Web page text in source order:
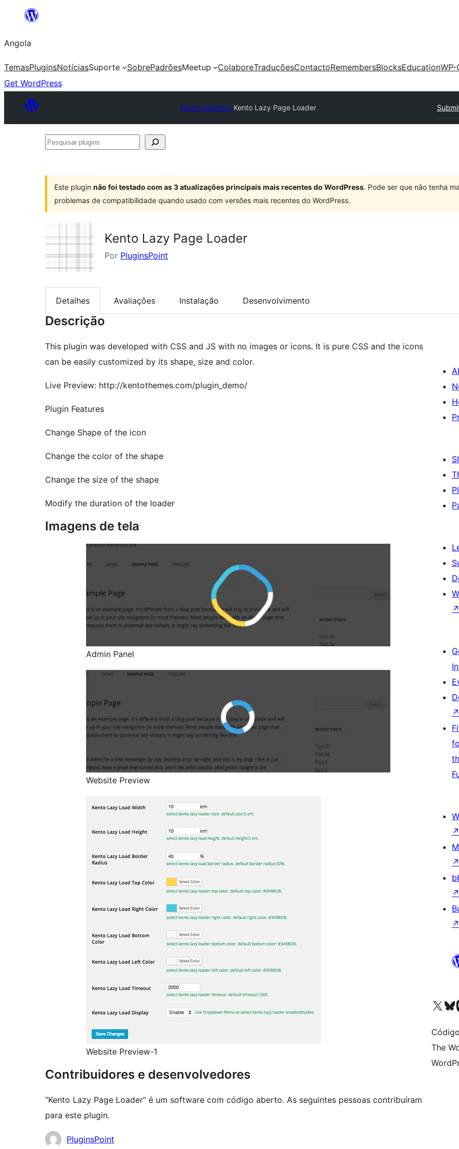
Saltar
o
conteúdo
Angola
TemasPluginsNotíciasSuporte SobrePadrõesMeetup ColaboreTraduçõesContactoRemembersBlocksEducationWP-
Get WordPress
Plugin DirectoryKento Lazy Page Loader
Pesquisar
Este plugin não foi testado com as 3 atualizações principais mais recentes do WordPress. Pode ser que não tenha
problemas de compatibilidade quando usado com versões mais recentes do WordPress.
Kento Lazy Page Loader
Por PluginsPoint
Detalhes Avaliações Instalação Desenvolvimento
Descrição
This plugin was developed with CSS and JS with no images or icons. It is pure CSS and the icons
can be easily customized by its shape, size and color.
Live Preview: http://kentothemes.com/plugin_demo/
Plugin Features
Change Shape of the icon
Change the color of the shape
Change the size of the shape
Modify the duration of the loader
Imagens de tela
Admin Panel
Website Preview
Website Preview-1
Contribuidores e desenvolvedores
“Kento Lazy Page Loader” é um software com código aberto. As seguintes pessoas contribuíram
para este plugin.
Contribuidores
PluginsPoint
↗
↗
↗
↗
↗
↗
Visit our XVisit
The